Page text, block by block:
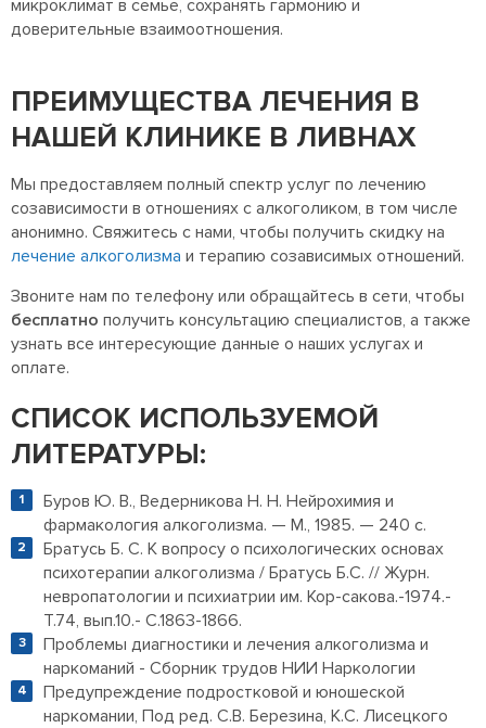
микроклимат в семье, сохранять гармонию и
доверительные взаимоотношения.
ПРЕИМУЩЕСТВА ЛЕЧЕНИЯ В
НАШЕЙ КЛИНИКЕ В ЛИВНАХ
Мы предоставляем полный спектр услуг по лечению
созависимости в отношениях с алкоголиком, в том числе
анонимно. Свяжитесь с нами, чтобы получить скидку на
лечение алкоголизма и терапию созависимых отношений.
Звоните нам по телефону или обращайтесь в сети, чтобы
бесплатно получить консультацию специалистов, а также
узнать все интересующие данные о наших услугах и
оплате.
СПИСОК ИСПОЛЬЗУЕМОЙ
ЛИТЕРАТУРЫ:
Буров Ю. В., Ведерникова Н. Н. Нейрохимия и
фармакология алкоголизма. — М., 1985. — 240 с.
Братусь Б. С. К вопросу о психологических основах
психотерапии алкоголизма / Братусь Б.С. // Журн.
невропатологии и психиатрии им. Кор-сакова.-1974.-
Т.74, вып.10.- С.1863-1866.
Проблемы диагностики и лечения алкоголизма и
наркоманий - Сборник трудов НИИ Наркологии
Предупреждение подростковой и юношеской
наркомании, Под ред. С.В. Березина, К.С. Лисецкого